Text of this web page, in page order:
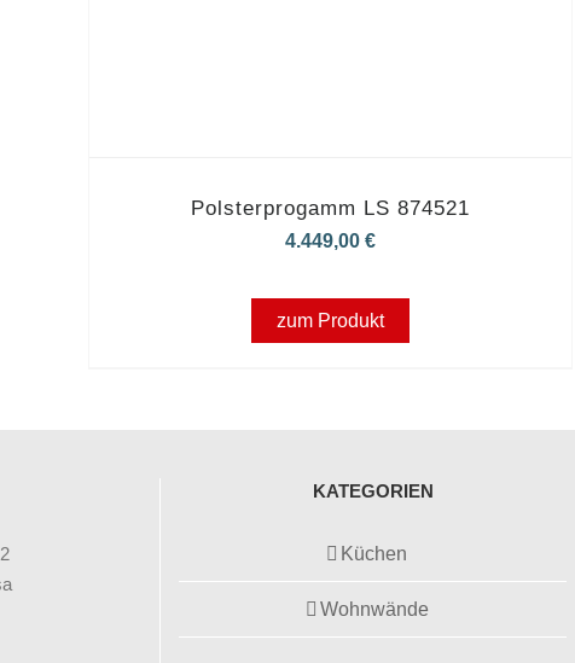
Polsterprogamm LS 874521
4.449,00 €
zum Produkt
KATEGORIEN
Küchen
Wohnwände